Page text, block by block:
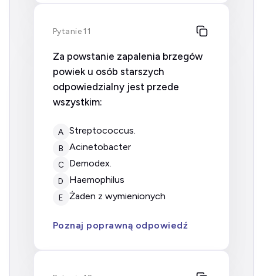
Pytanie 11
Za powstanie zapalenia brzegów
powiek u osób starszych
odpowiedzialny jest przede
wszystkim:
A Streptococcus.
B Acinetobacter
C Demodex.
D Haemophilus
E żaden z wymienionych
Poznaj poprawną odpowiedź